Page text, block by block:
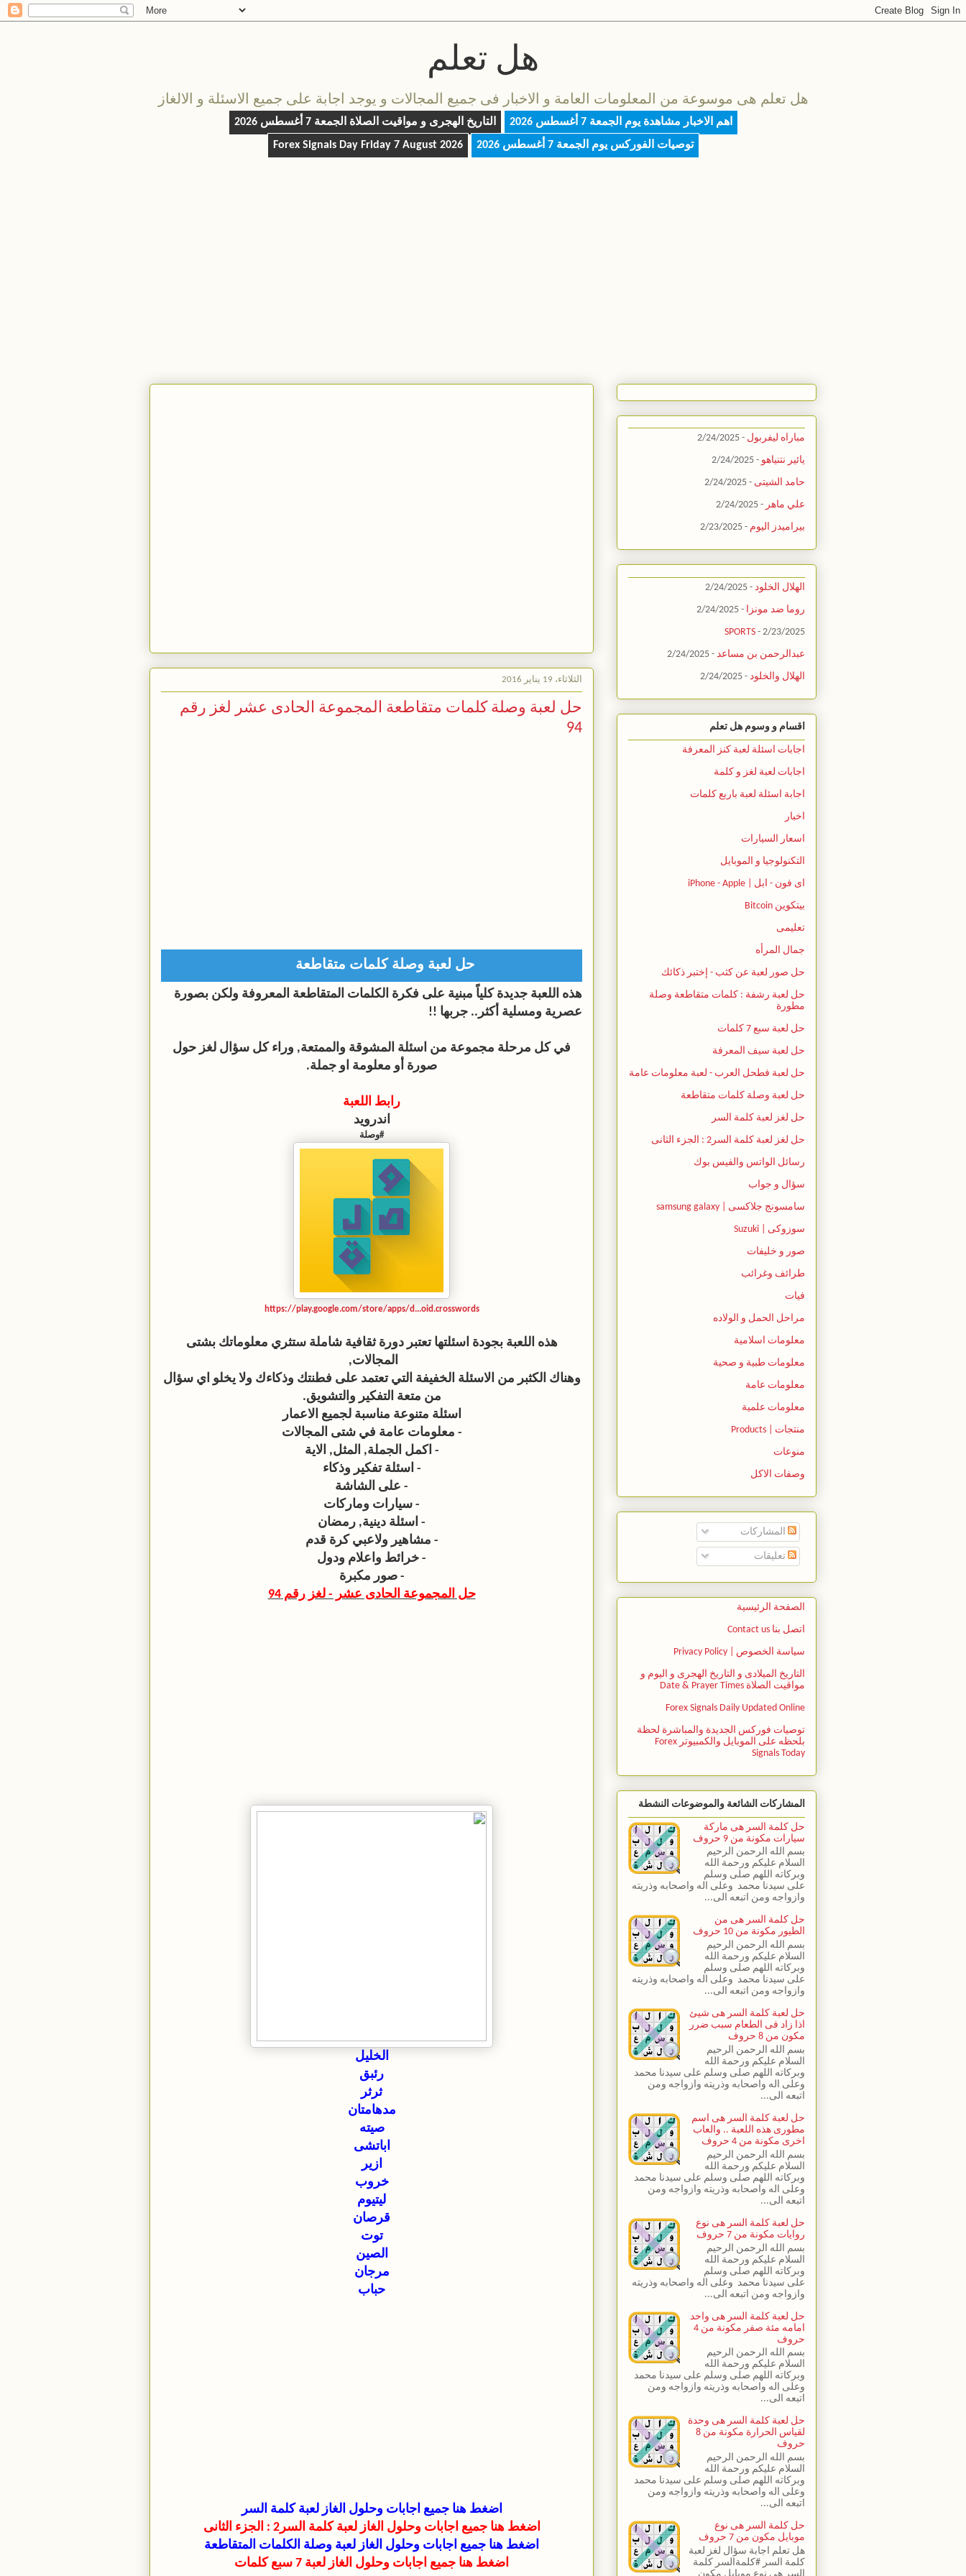
هل تعلم
هل تعلم هى موسوعة من المعلومات العامة و الاخبار فى جميع المجالات و يوجد اجابة على جميع الاسئلة و الالغاز
اهم الاخبار مشاهدة يومالجمعة 7 أغسطس 2026 التاريخ الهجرى و مواقيت الصلاةالجمعة 7 أغسطس 2026
توصيات الفوركس يوم
الجمعة 7 أغسطس 2026 Forex Signals Day Friday 7 August 2026
الثلاثاء، 19 يناير 2016
حل لعبة وصلة كلمات متقاطعة المجموعة الحادى عشر لغز رقم
94
حل لعبة وصلة كلمات متقاطعة
هذه اللعبة جديدة كلياً مبنية على فكرة الكلمات المتقاطعة المعروفة ولكن بصورة
عصرية ومسلية أكثر.. جربها !!
في كل مرحلة مجموعة من اسئلة المشوقة والممتعة, وراء كل سؤال لغز حول
صورة أو معلومة او جملة.
رابط اللعبة
اندرويد
#وصلة
https://play.google.com/store/apps/d...oid.crosswords
هذه اللعبة بجودة اسئلتها تعتبر دورة ثقافية شاملة ستثري معلوماتك بشتى
المجالات,
وهناك الكثبر من الاسئلة الخفيفة التي تعتمد على فطنتك وذكاءك ولا يخلو اي سؤال
من متعة التفكير والتشويق.
اسئلة متنوعة مناسبة لجميع الاعمار
- معلومات عامة في شتى المجالات
- اكمل الجملة, المثل, الاية
- اسئلة تفكير وذكاء
- على الشاشة
- سيارات وماركات
- اسئلة دينية, رمضان
- مشاهير ولاعبي كرة قدم
- خرائط واعلام ودول
- صور مكبرة
حل المجموعة الحادى عشر - لغز رقم 94
الخليل
رئبق
ثرثر
مدهامتان
صيته
اباتشى
ازير
خروب
ليتيوم
قرصان
توت
الصين
مرجان
حباب
اضغط هنا جميع اجابات وحلول الغاز لعبة كلمة السر
اضغط هنا جميع اجابات وحلول الغاز لعبة كلمة السر2 : الجزء الثانى
اضغط هنا جميع اجابات وحلول الغاز لعبة وصلة الكلمات المتقاطعة
اضغط هنا جميع اجابات وحلول الغاز لعبة 7 سبع كلمات
مباراه ليفربول - 2/24/2025
يائير نتنياهو - 2/24/2025
حامد الشيتى - 2/24/2025
علي ماهر - 2/24/2025
بيراميدز اليوم - 2/23/2025
الهلال الخلود - 2/24/2025
روما ضد مونزا - 2/24/2025
SPORTS - 2/23/2025
عبدالرحمن بن مساعد - 2/24/2025
الهلال والخلود - 2/24/2025
اقسام و وسوم هل تعلم
اجابات اسئلة لعبة كنز المعرفة
اجابات لعبة لغز و كلمة
اجابة اسئلة لعبة باربع كلمات
اخبار
اسعار السيارات
التكنولوجيا و الموبايل
اى فون - ابل | iPhone - Apple
بيتكوين Bitcoin
تعليمى
جمال المرأه
حل صور لعبة عن كثب - إختبر ذكائك
حل لعبة رشفة : كلمات متقاطعة وصلة
مطورة
حل لعبة سبع 7 كلمات
حل لعبة سيف المعرفة
حل لعبة فطحل العرب - لعبة معلومات عامة
حل لعبة وصلة كلمات متقاطعة
حل لغز لعبة كلمة السر
حل لغز لعبة كلمة السر2 : الجزء الثانى
رسائل الواتس والفيس بوك
سؤال و جواب
سامسونج جلاكسى | samsung galaxy
سوزوكى | Suzuki
صور و خليفات
طرائف وغرائب
فيات
مراحل الحمل و الولاده
معلومات اسلامية
معلومات طبية و صحية
معلومات عامة
معلومات علمية
منتجات | Products
منوعات
وصفات الاكل
المشاركات
تعليقات
الصفحة الرئيسية
اتصل بنا Contact us
سياسة الخصوص | Privacy Policy
التاريخ الميلادى و التاريخ الهجرى و اليوم و
مواقيت الصلاة Date & Prayer Times
Forex Signals Daily Updated Online
توصيات فوركس الجديدة والمباشرة لحظة
بلحظه على الموبايل والكمبيوتر Forex
Signals Today
المشاركات الشائعة والموضوعات النشطة
حل كلمة السر هى ماركة
سيارات مكونة من 9 حروف
بسم الله الرحمن الرحيم
السلام عليكم ورحمة الله
وبركاته اللهم صلى وسلم
على سيدنا محمد وعلى اله واصحابه وذريته
وازواجه ومن اتبعه الى...
حل كلمة السر هى من
الطيور مكونة من 10 حروف
بسم الله الرحمن الرحيم
السلام عليكم ورحمة الله
وبركاته اللهم صلى وسلم
على سيدنا محمد وعلى اله واصحابه وذريته
وازواجه ومن اتبعه الى...
حل لعبة كلمة السر هى شيئ
اذا زاد فى الطعام سبب ضرر
مكون من 8 حروف
بسم الله الرحمن الرحيم
السلام عليكم ورحمة الله
وبركاته اللهم صلى وسلم على سيدنا محمد
وعلى اله واصحابه وذريته وازواجه ومن
اتبعه الى...
حل لعبة كلمة السر هى اسم
مطورى هذه اللعبة .. والعاب
اخرى مكونة من 4 حروف
بسم الله الرحمن الرحيم
السلام عليكم ورحمة الله
وبركاته اللهم صلى وسلم على سيدنا محمد
وعلى اله واصحابه وذريته وازواجه ومن
اتبعه الى...
حل لعبة كلمة السر هى نوع
روايات مكونة من 7 حروف
بسم الله الرحمن الرحيم
السلام عليكم ورحمة الله
وبركاته اللهم صلى وسلم
على سيدنا محمد وعلى اله واصحابه وذريته
وازواجه ومن اتبعه الى...
حل لعبة كلمة السر هى واحد
امامه مئة صفر مكونة من 4
حروف
بسم الله الرحمن الرحيم
السلام عليكم ورحمة الله
وبركاته اللهم صلى وسلم على سيدنا محمد
وعلى اله واصحابه وذريته وازواجه ومن
اتبعه الى...
حل لعبة كلمة السر هى وحدة
لقياس الحرارة مكونة من 8
حروف
بسم الله الرحمن الرحيم
السلام عليكم ورحمة الله
وبركاته اللهم صلى وسلم على سيدنا محمد
وعلى اله واصحابه وذريته وازواجه ومن
اتبعه الى...
حل كلمة السر هى نوع
موبايل مكون من 7 حروف
هل تعلم اجابة سؤال لغز لعبة
كلمة السر #كلمةالسر كلمة